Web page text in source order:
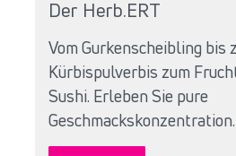
Der Herb.ERT
Vom Gurkenscheibling bis
Kürbispulverbis zum
Sushi. Erleben Sie pure
Geschmackskonzentration.